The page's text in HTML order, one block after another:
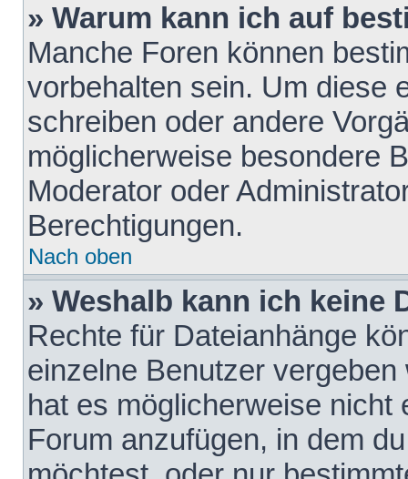
» Warum kann ich auf
Manche Foren können
vorbehalten sein. Um diese
schreiben oder andere
möglicherweise besondere
Moderator oder
Berechtigungen.
Nach oben
» Weshalb kann ich keine
Rechte für Dateianhänge
einzelne Benutzer
hat es möglicherweise nicht
Forum anzufügen, in dem